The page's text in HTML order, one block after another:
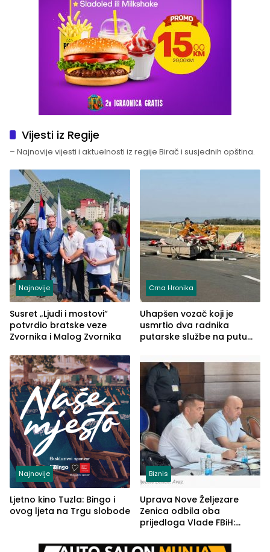
Vijesti iz Regije
– Najnovije vijesti i aktuelnosti iz regije Birač i susjednih opština.
Najnovije
Susret „Ljudi i mostovi“
potvrdio bratske veze
Zvornika i Malog Zvornika
Crna Hronika
Uhapšen vozač koji je
usmrtio dva radnika
putarske službe na putu
(FOTO)
Najnovije
Ljetno kino Tuzla: Bingo i
ovog ljeta na Trgu slobode
Biznis
Uprava Nove Željezare
Zenica odbila oba
prijedloga Vlade FBiH:
rješenje